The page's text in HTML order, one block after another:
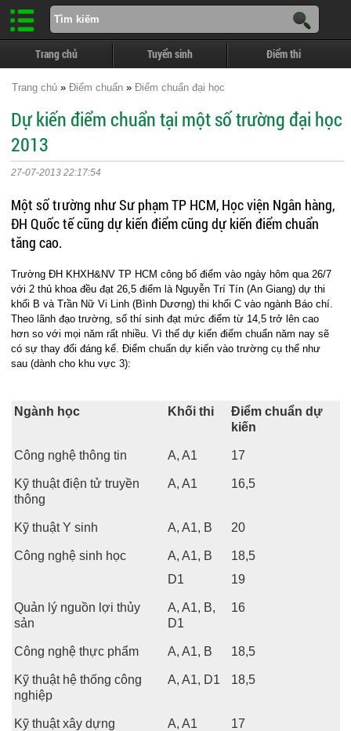
Trang chủ Tuyển sinh Điểm thi
Trang chủ » Điểm chuẩn » Điểm chuẩn đại học
Dự kiến điểm chuẩn tại một số trường đại học
2013
27-07-2013 22:17:54
Một số trường như Sư phạm TP HCM, Học viện Ngân hàng,
ĐH Quốc tế cũng dự kiến điểm cũng dự kiến điểm chuẩn
tăng cao.
Trường ĐH KHXH&NV TP HCM công bố điểm vào ngày hôm qua 26/7
với 2 thủ khoa đều đạt 26,5 điểm là Nguyễn Trí Tín (An Giang) dự thi
khối B và Trần Nữ Vi Linh (Bình Dương) thi khối C vào ngành Báo chí.
Theo lãnh đạo trường, số thí sinh đạt mức điểm từ 14,5 trở lên cao
hơn so với mọi năm rất nhiều. Vì thế dự kiến điểm chuẩn năm nay sẽ
có sự thay đổi đáng kể. Điểm chuẩn dự kiến vào trường cụ thể như
sau (dành cho khu vực 3):
Ngành học Khối thi
Điểm chuẩn dự
kiến
Công nghệ thông tin
A, A1
17
Kỹ thuật điện tử truyền
thông
A, A1 16,5
Kỹ thuật Y sinh A, A1, B
20
Công nghệ sinh học
A, A1, B
D1
18,5
19
Quản lý nguồn lợi thủy
sản
A, A1, B,
D1
16
Công nghệ thực phẩm A, A1, B
18,5
Kỹ thuật hệ thống công
nghiệp
A, A1, D1 18,5
Kỹ thuật xây dựng A, A1
17